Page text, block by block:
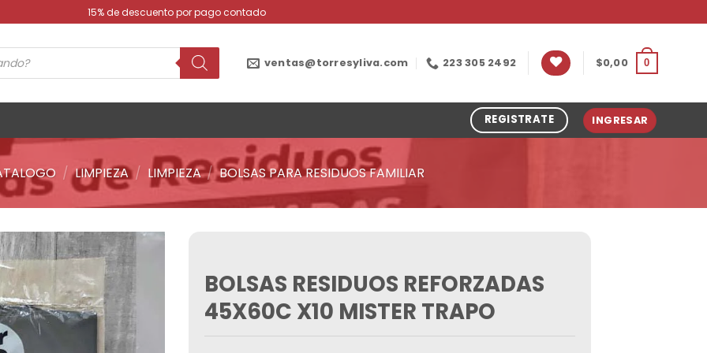
15% de descuento por pago contado
ventas@torresyliva.com 223 305 2492 $0,00 0
REGISTRATE INGRESAR
/ LIMPIEZA / LIMPIEZA / BOLSAS PARA RESIDUOS FAMILIAR
Añadir
a la
lista de
deseos
BOLSAS RESIDUOS REFORZADAS
45X60C X10 MISTER TRAPO